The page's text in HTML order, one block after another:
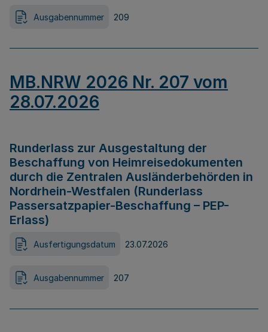
Ausgabennummer 209
MB.NRW 2026 Nr. 207 vom
28.07.2026
Runderlass zur Ausgestaltung der
Beschaffung von Heimreisedokumenten
durch die Zentralen Ausländerbehörden in
Nordrhein-Westfalen (Runderlass
Passersatzpapier-Beschaffung – PEP-
Erlass)
Ausfertigungsdatum 23.07.2026
Ausgabennummer 207